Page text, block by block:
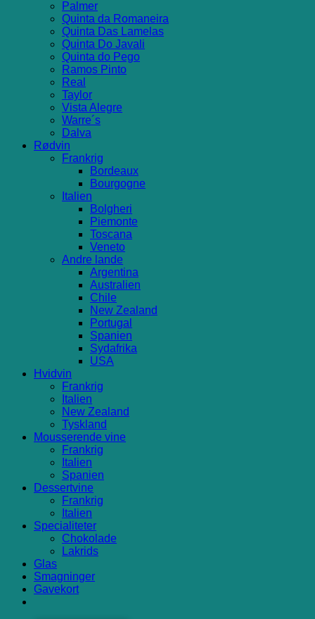
Palmer
Quinta da Romaneira
Quinta Das Lamelas
Quinta Do Javali
Quinta do Pego
Ramos Pinto
Real
Taylor
Vista Alegre
Warre´s
Dalva
Rødvin
Frankrig
Bordeaux
Bourgogne
Italien
Bolgheri
Piemonte
Toscana
Veneto
Andre lande
Argentina
Australien
Chile
New Zealand
Portugal
Spanien
Sydafrika
USA
Hvidvin
Frankrig
Italien
New Zealand
Tyskland
Mousserende vine
Frankrig
Italien
Spanien
Dessertvine
Frankrig
Italien
Specialiteter
Chokolade
Lakrids
Glas
Smagninger
Gavekort